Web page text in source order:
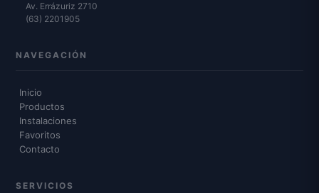
Av. Errázuriz 2710
(63) 2201905
NAVEGACIÓN
Inicio
Productos
Instalaciones
Favoritos
Contacto
SERVICIOS